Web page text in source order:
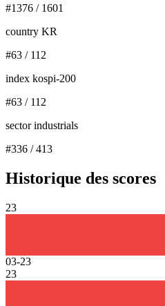
#1376 / 1601
country KR
#63 / 112
index kospi-200
#63 / 112
sector industrials
#336 /413
Historique des scores
23
03-23
23